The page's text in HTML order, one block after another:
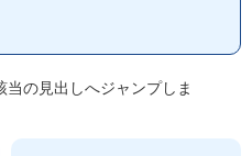
の見出しへジャンプしま